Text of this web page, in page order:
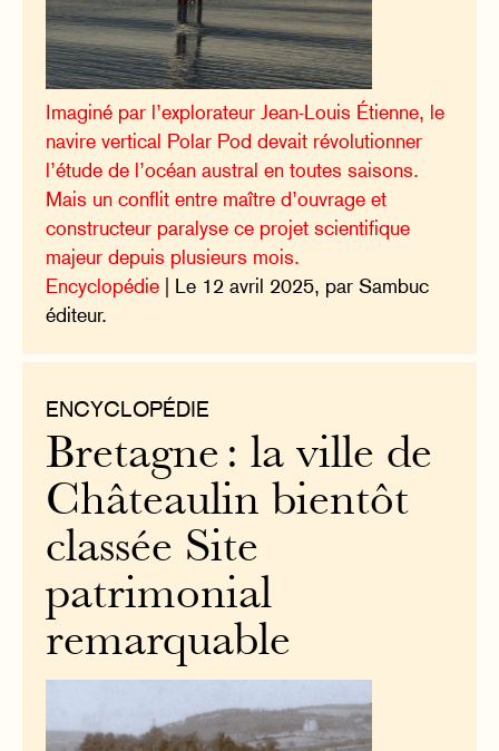
Imaginé par l’explorateur Jean-Louis Étienne, le
navire vertical Polar Pod devait révolutionner
l’étude de l’océan austral en toutes saisons.
Mais un conflit entre maître d’ouvrage et
constructeur paralyse ce projet scientifique
majeur depuis plusieurs mois.
Encyclopédie | Le 12 avril 2025, par Sambuc
éditeur.
ENCYCLOPÉDIE
Bretagne : la ville de
Châteaulin bientôt
classée Site
patrimonial
remarquable